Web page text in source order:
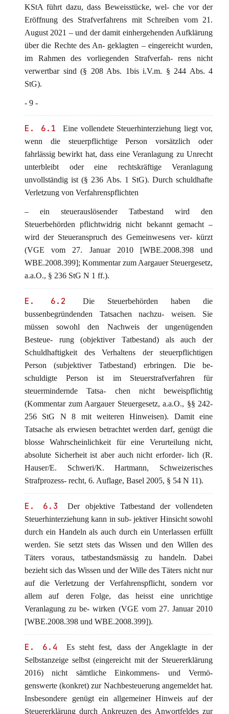
KStA führt dazu, dass Beweisstücke, wel- che vor der
Eröffnung des Strafverfahrens mit Schreiben vom 21.
August 2021 – und der damit einhergehenden Aufklärung
über die Rechte des An- geklagten – eingereicht wurden,
im Rahmen des vorliegenden Strafverfah- rens nicht
verwertbar sind (§ 208 Abs. 1bis i.V.m. § 244 Abs. 4
StG).
- 9 -
E. 6.1
Eine vollendete Steuerhinterziehung liegt vor,
wenn die steuerpflichtige Person vorsätzlich oder
fahrlässig bewirkt hat, dass eine Veranlagung zu Unrecht
unterbleibt oder eine rechtskräftige Veranlagung
unvollständig ist (§ 236 Abs. 1 StG). Durch schuldhafte
Verletzung von Verfahrenspflichten
– ein steuerauslösender Tatbestand wird den
Steuerbehörden pflichtwidrig nicht bekannt gemacht –
wird der Steueranspruch des Gemeinwesens ver- kürzt
(VGE vom 27. Januar 2010 [WBE.2008.398 und
WBE.2008.399]; Kommentar zum Aargauer Steuergesetz,
a.a.O., § 236 StG N 1 ff.).
E. 6.2
Die Steuerbehörden haben die
bussenbegründenden Tatsachen nachzu- weisen. Sie
müssen sowohl den Nachweis der ungenügenden
Besteue- rung (objektiver Tatbestand) als auch der
Schuldhaftigkeit des Verhaltens der steuerpflichtigen
Person (subjektiver Tatbestand) erbringen. Die be-
schuldigte Person ist im Steuerstrafverfahren für
steuermindernde Tatsa- chen nicht beweispflichtig
(Kommentar zum Aargauer Steuergesetz, a.a.O., §§ 242-
256 StG N 8 mit weiteren Hinweisen). Damit eine
Tatsache als erwiesen betrachtet werden darf, genügt die
blosse Wahrscheinlichkeit für eine Verurteilung nicht,
absolute Sicherheit ist aber auch nicht erforder- lich (R.
Hauser/E. Schweri/K. Hartmann, Schweizerisches
Strafprozess- recht, 6. Auflage, Basel 2005, § 54 N 11).
E. 6.3
Der objektive Tatbestand der vollendeten
Steuerhinterziehung kann in sub- jektiver Hinsicht sowohl
durch ein Handeln als auch durch ein Unterlassen erfüllt
werden. Sie setzt stets das Wissen und den Willen des
Täters voraus, tatbestandsmässig zu handeln. Dabei
bezieht sich das Wissen und der Wille des Täters nicht nur
auf die Verletzung der Verfahrenspflicht, sondern vor
allem auf deren Folge, das heisst eine unrichtige
Veranlagung zu be- wirken (VGE vom 27. Januar 2010
[WBE.2008.398 und WBE.2008.399]).
E. 6.4
Es steht fest, dass der Angeklagte in der
Selbstanzeige selbst (eingereicht mit der Steuererklärung
2016) nicht sämtliche Einkommens- und Vermö-
genswerte (konkret) zur Nachbesteuerung angemeldet hat.
Insbesondere genügt ein allgemeiner Hinweis auf der
Steuererklärung durch Ankreuzen des Anwortfeldes zur